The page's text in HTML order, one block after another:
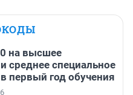
на высшее
среднее специальное
первый год обучения